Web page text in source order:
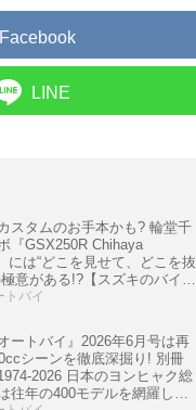
Facebook
LINE
スタムのお手本かも? 輪堂千
『GSX250R Chihaya
には“どこを見せて、どこを抜
極意がある!?【スズキのバイ
りニュース】
トバイ
ートバイ』2026年6月号は再
シーンを徹底深掘り! 別冊
2026 日本のヨンヒャク総
往年の400モデルを網羅した